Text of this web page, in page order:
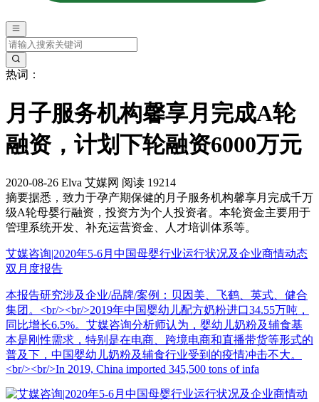
热词：
月子服务机构馨享月完成A轮
融资，计划下轮融资6000万元
2020-08-26 Elva 艾媒网 阅读 19214
摘要据悉，致力于孕产期保健的月子服务机构馨享月完成千万
级A轮母婴行融资，投资方为个人投资者。本轮资金主要用于
管理系统开发、补充运营资金、人才培训体系等。
艾媒咨询|2020年5-6月中国母婴行业运行状况及企业商情动态
双月度报告
本报告研究涉及企业/品牌/案例：贝因美、飞鹤、英式、健合
集团。<br/><br/>2019年中国婴幼儿配方奶粉进口34.55万吨，
同比增长6.5%。艾媒咨询分析师认为，婴幼儿奶粉及辅食基
本是刚性需求，特别是在电商、跨境电商和直播带货等形式的
普及下，中国婴幼儿奶粉及辅食行业受到的疫情冲击不大。
<br/><br/>In 2019, China imported 345,500 tons of infa